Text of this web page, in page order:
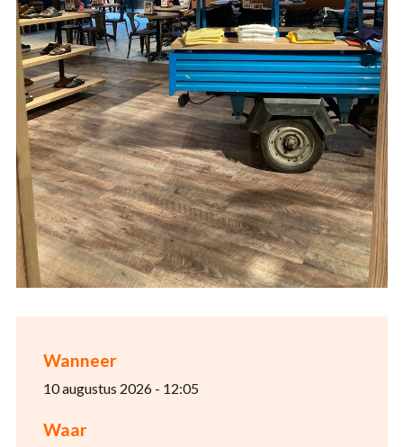
Wanneer
10 augustus 2026 - 12:05
Waar